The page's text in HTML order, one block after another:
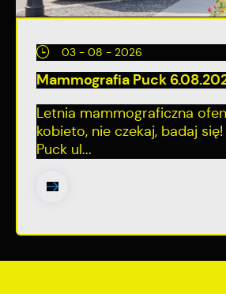
03 - 08 - 2026
Mammografia Puck
Letnia mammograficzna
kobieto, nie czekaj, badaj
Puck ul...